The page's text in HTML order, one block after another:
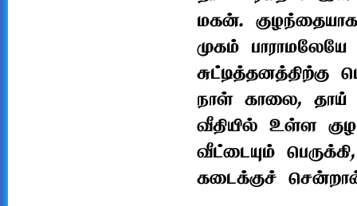
மகன்.
முகம்
நாள் காலை, தாய்
வீதியில் உள்ள
வீட்டையும்
கடைக்குச்